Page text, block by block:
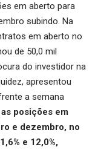
em aberto para
subindo. Na
em aberto no
de 50,0 mil
do investidor na
apresentou
a semana
posições em
e dezembro, no
e 12,0%,